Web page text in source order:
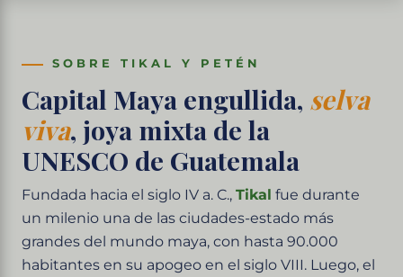
SOBRE TIKAL Y PETÉN
Capital Maya engullida, selva
viva, joya mixta de la
UNESCO de Guatemala
Fundada hacia el siglo IV a. C., Tikal fue durante
un milenio una de las ciudades-estado más
grandes del mundo maya, con hasta 90.000
habitantes en su apogeo en el siglo VIII. Luego, el